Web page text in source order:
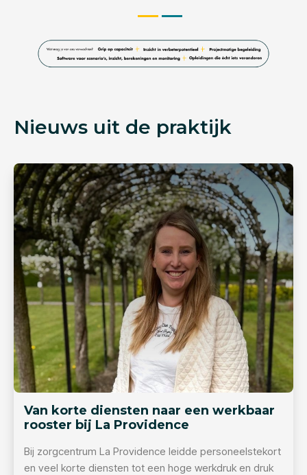
Nieuws uit de praktijk
Van korte diensten naar een werkbaar
rooster bij La Providence
Bij zorgcentrum La Providence leidde personeelstekort
en veel korte diensten tot een hoge werkdruk en druk